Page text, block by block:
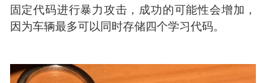
固定代码进行暴力攻击，成功的可能性会增加，
因为车辆最多可以同时存储四个学习代码。